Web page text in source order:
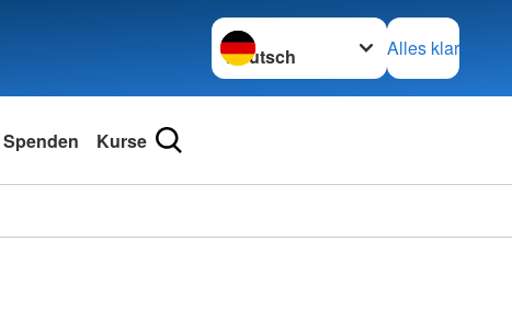
Sprache wechseln zu
Alles klar
Spenden Kurse